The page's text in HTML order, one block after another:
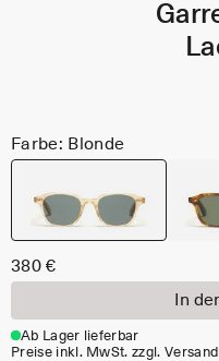
Farbe: Blonde
380 €
In
Ab Lager lieferbar
Preise inkl. MwSt. zzgl.